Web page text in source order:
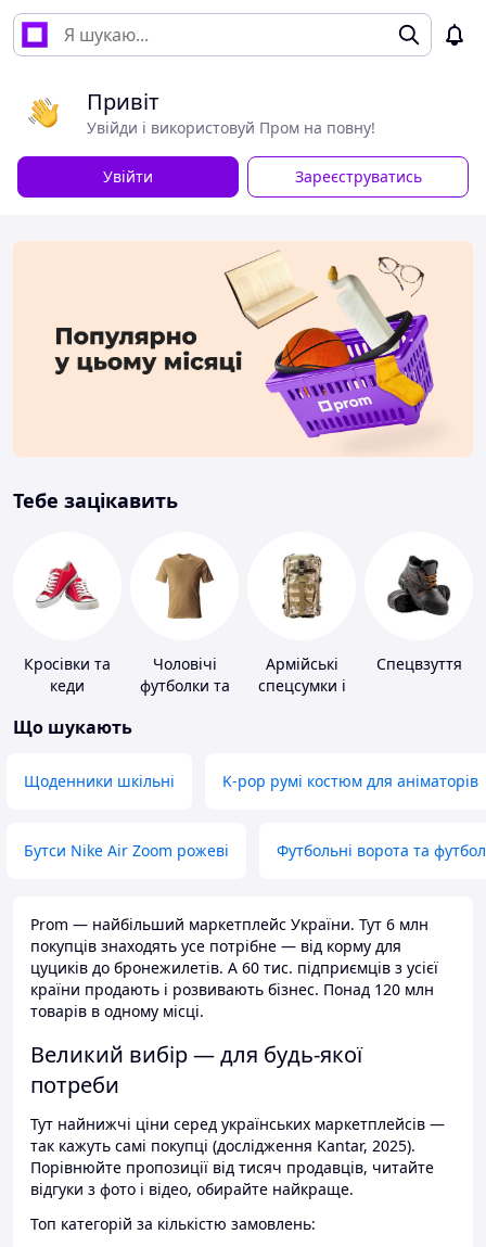
Привіт
Увійди і використовуй Пром на повну!
Увійти Зареєструватись
Тебе зацікавить
Кросівки та
кеди
Чоловічі
футболки та
Армійські
спецсумки і
Спецвзуття
Що шукають
Щоденники шкільні K-pop румі костюм для аніматорів
Бутси Nike Air Zoom рожеві Футбольні ворота та
Prom — найбільший маркетплейс України. Тут 6 млн
покупців знаходять усе потрібне — від корму для
цуциків до бронежилетів. А 60 тис. підприємців з усієї
країни продають і розвивають бізнес. Понад 120 млн
товарів в одному місці.
Великий вибір — для будь-якої
потреби
Тут найнижчі ціни серед українських маркетплейсів —
так кажуть самі покупці (дослідження Kantar, 2025).
Порівнюйте пропозиції від тисяч продавців, читайте
відгуки з фото і відео, обирайте найкраще.
Топ категорій за кількістю замовлень: